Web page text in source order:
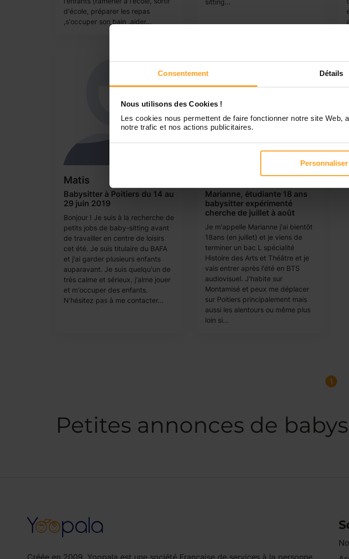
Consentement Détails
Nous utilisons des Cookies !
Les cookies nous permettent de faire fonctionner notre site Web,
notre trafic et nos actions publicitaires.
Personnaliser
d'école, préparer les repas
,s'occuper son bain ,aider...
sitting...
Matis
Babysitter à Poitiers du 14 au
29 juin 2019
Bonjour ! Je suis à la recherche de
petits jobs de baby-sitting avant
de travailler en centre de loisirs
cet été. Je suis titulaire du BAFA
et j'ai garder plusieurs enfants
auparavant. Je suis quelqu'un de
très calme et sérieux, j'aime jouer
et m'occuper des enfants.
N'hésitez pas à me contacter...
Marianne, étudiante 18 ans
babysitter expérimenté
cherche de juillet à août
Je m'appelle Marianne j'ai bientôt
18ans (en juillet) et je viens de
terminer un bac L spécialité
Histoire des Arts et Théâtre et je
vais entrer après l'été en BTS
audiovisuel. J'habite sur
Montamisé et peux me déplacer
sur Poitiers principalement mais
aussi les alentours ou même plus
loin si...
1
Petites annonces de
Créée en 2009, Yoopala est une société Française de services à la personne